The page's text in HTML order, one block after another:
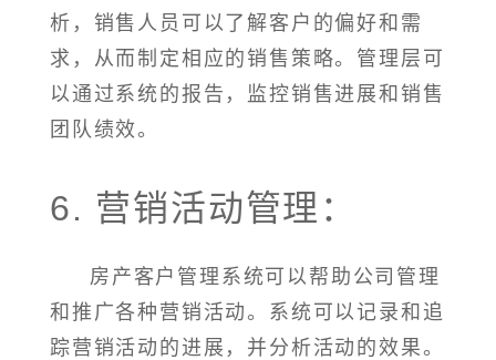
析，销售人员可以了解客户的偏好和需
求，从而制定相应的销售策略。管理层可
以通过系统的报告，监控销售进展和销售
团队绩效。
6. 营销活动管理：
房产客户管理系统可以帮助公司管理
和推广各种营销活动。系统可以记录和追
踪营销活动的进展，并分析活动的效果。